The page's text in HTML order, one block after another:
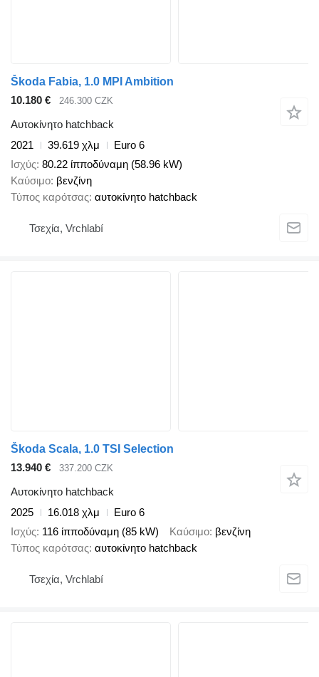
Škoda Fabia, 1.0 MPI Ambition
10.180 €
246.300 CZK
Αυτοκίνητο hatchback
2021
39.619 χλμ
Euro 6
Ισχύς 80.22 ίπποδύναμη (58.96 kW)
Καύσιμο βενζίνη
Τύπος καρότσας αυτοκίνητο hatchback
Τσεχία, Vrchlabí
Škoda Scala, 1.0 TSI Selection
13.940 €
337.200 CZK
Αυτοκίνητο hatchback
2025
16.018 χλμ
Euro 6
Ισχύς 116 ίπποδύναμη (85 kW) Καύσιμο βενζίνη
Τύπος καρότσας αυτοκίνητο hatchback
Τσεχία, Vrchlabí